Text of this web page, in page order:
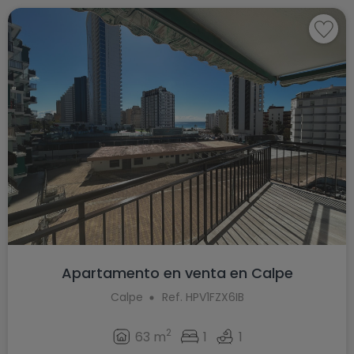
Apartamento en venta en Calpe
Calpe Ref. HPV1FZX6IB
63 m2 1 1